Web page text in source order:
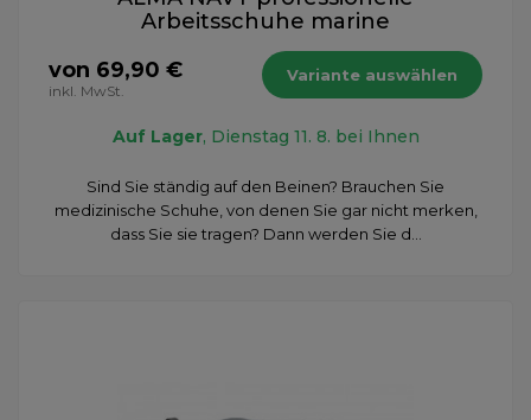
Arbeitsschuhe marine
von 69,90 €
inkl. MwSt.
Variante auswählen
Auf Lager, Dienstag 11. 8. bei Ihnen
Sind Sie ständig auf den Beinen? Brauchen Sie
medizinische Schuhe, von denen Sie gar nicht merken,
dass Sie sie tragen? Dann werden Sie d...